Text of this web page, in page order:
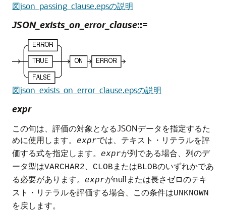
図json_passing_clause.epsの説明
JSON_exists_on_error_clause::=
図json_exists_on_error_clause.epsの説明
expr
この句は、評価の対象となるJSONデータを指定するた
めに使用します。
exprでは、テキスト・リテラルを評
価する式を指定します。
exprが列である場合、列のデ
ータ型はVARCHAR2、 CLOB またはBLOBのいずれかであ
る必要があります。
exprがnullまたは長さゼロのテキ
スト・リテラルを評価する場合、この条件はUNKNOWN
を戻します。